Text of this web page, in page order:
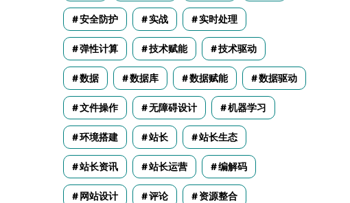
安全防护 实战 实时处理
弹性计算 技术赋能 技术驱动
数据 数据库 数据赋能 数据驱动
文件操作 无障碍设计 机器学习
环境搭建 站长 站长生态
站长资讯 站长运营 编解码
网站设计 评论 资源整合